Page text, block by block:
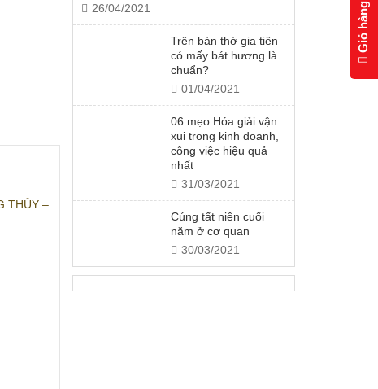
THỦY –
26/04/2021
Trên bàn thờ gia tiên
có mấy bát hương là
chuẩn?
01/04/2021
06 mẹo Hóa giải vận
xui trong kinh doanh,
công việc hiệu quả
nhất
31/03/2021
Cúng tất niên cuối
năm ở cơ quan
30/03/2021
Giỏ hàng